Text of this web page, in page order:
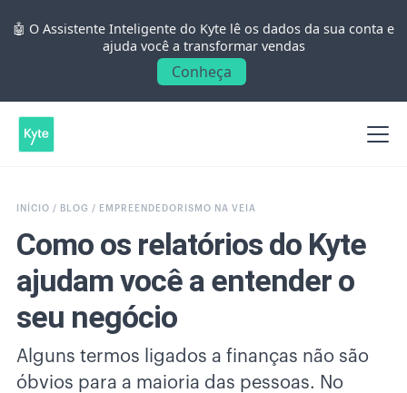
🤖 O Assistente Inteligente do Kyte lê os dados da sua conta e
ajuda você a transformar vendas
Conheça
INÍCIO / BLOG / EMPREENDEDORISMO NA VEIA
Como os relatórios do Kyte
ajudam você a entender o
seu negócio
Alguns termos ligados a finanças não são
óbvios para a maioria das pessoas. No